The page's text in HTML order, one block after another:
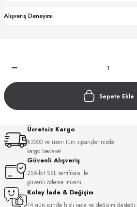
Alışveriş Deneyimi
Sepete Ekle
Ücretsiz Kargo
₺3000 ve üzeri tüm siparişlerinizde
kargo bedava!
Güvenli Alışveriş
256-bit SSL sertifikası ile
güvenli ödeme imkanı.
Kolay İade & Değişim
14 gün içinde hızlı iade ve değişim desteği.